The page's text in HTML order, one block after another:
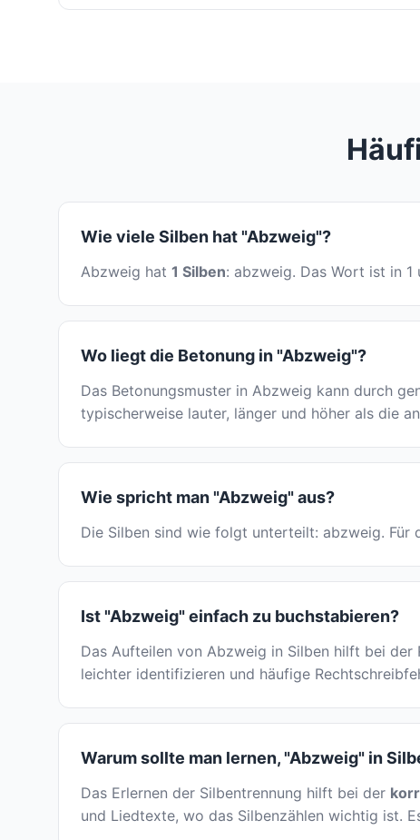
Wie viele Silben hat "Abzweig"?
Abzweig hat 1 Silben: abzweig. Das Wort ist in
Wo liegt die Betonung in "Abzweig"?
Das Betonungsmuster in Abzweig kann durch
typischerweise lauter, länger und höher als die
Wie spricht man "Abzweig" aus?
Die Silben sind wie folgt unterteilt: abzweig. Für
Ist "Abzweig" einfach zu buchstabieren?
Das Aufteilen von Abzweig in Silben hilft bei der
leichter identifizieren und häufige
Warum sollte man lernen, "Abzweig" in
Das Erlernen der Silbentrennung hilft bei der
und Liedtexte, wo das Silbenzählen wichtig ist.